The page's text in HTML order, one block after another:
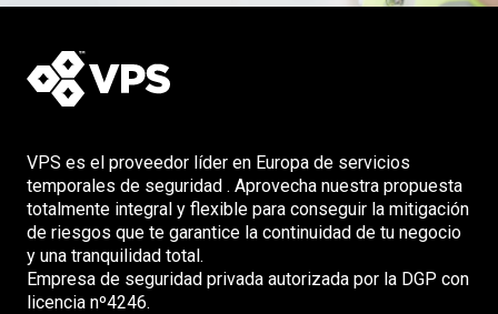
VPS es el proveedor líder en Europa de servicios
temporales de seguridad . Aprovecha nuestra propuesta
totalmente integral y flexible para conseguir la mitigación
de riesgos que te garantice la continuidad de tu negocio
y una tranquilidad total.
Empresa de seguridad privada autorizada por la DGP con
licencia nº4246.